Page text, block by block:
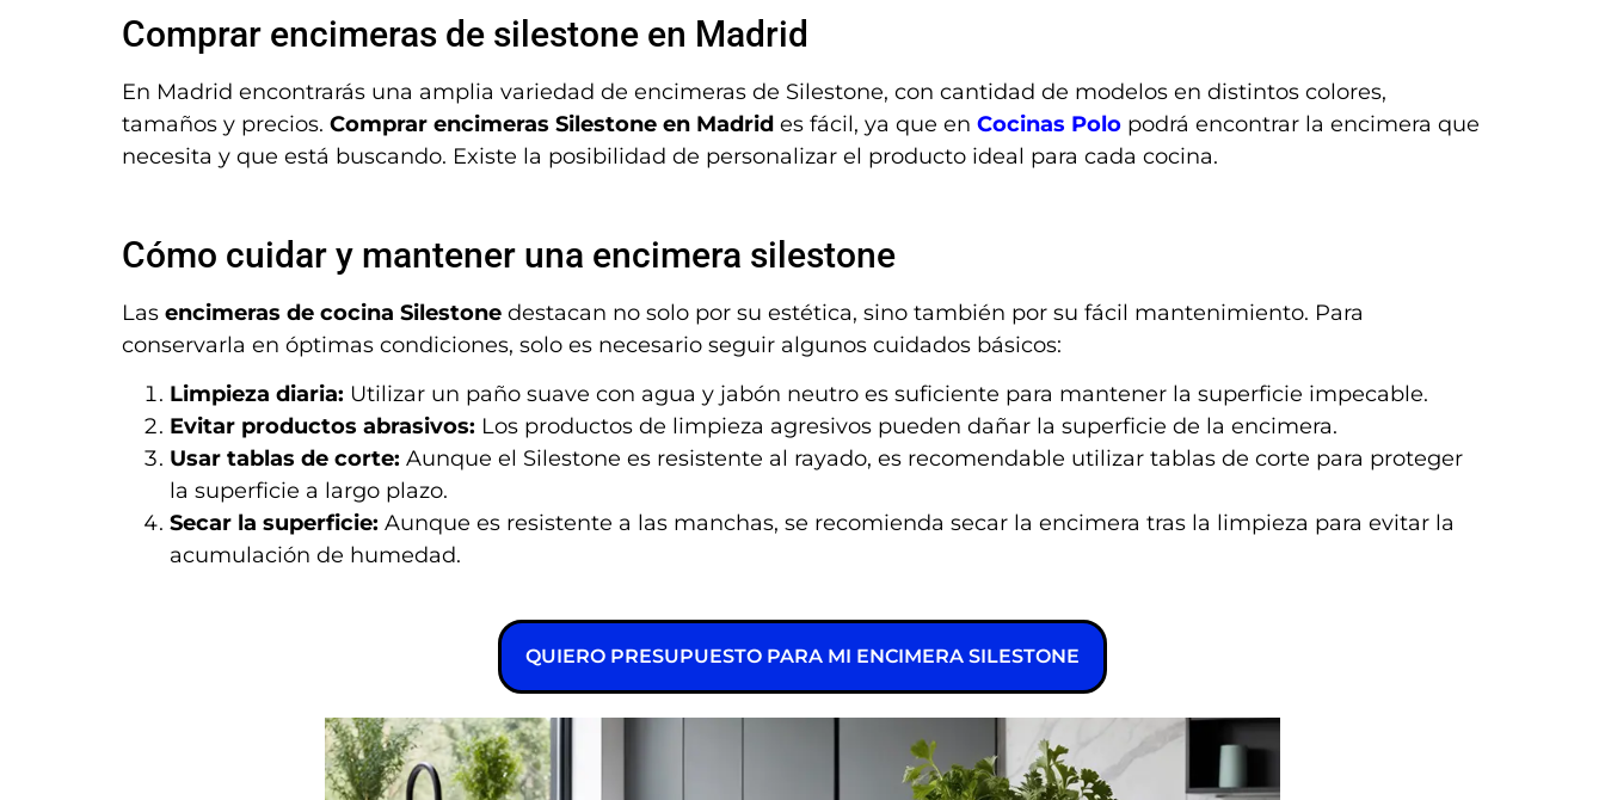
Comprar encimeras de silestone en Madrid
En Madrid encontrarás una amplia variedad de encimeras de Silestone, con cantidad de modelos en distintos colores,
tamaños y precios. Comprar encimeras Silestone en Madrid es fácil, ya que en Cocinas Polo podrá encontrar la encimera que
necesita y que está buscando. Existe la posibilidad de personalizar el producto ideal para cada cocina.
Cómo cuidar y mantener una encimera silestone
Las encimeras de cocina Silestone destacan no solo por su estética, sino también por su fácil mantenimiento. Para
conservarla en óptimas condiciones, solo es necesario seguir algunos cuidados básicos:
Limpieza diaria: Utilizar un paño suave con agua y jabón neutro es suficiente para mantener la superficie impecable.
Evitar productos abrasivos: Los productos de limpieza agresivos pueden dañar la superficie de la encimera.
Usar tablas de corte: Aunque el Silestone es resistente al rayado, es recomendable utilizar tablas de corte para proteger
la superficie a largo plazo.
Secar la superficie: Aunque es resistente a las manchas, se recomienda secar la encimera tras la limpieza para evitar la
acumulación de humedad.
QUIERO PRESUPUESTO PARA MI ENCIMERA SILESTONE